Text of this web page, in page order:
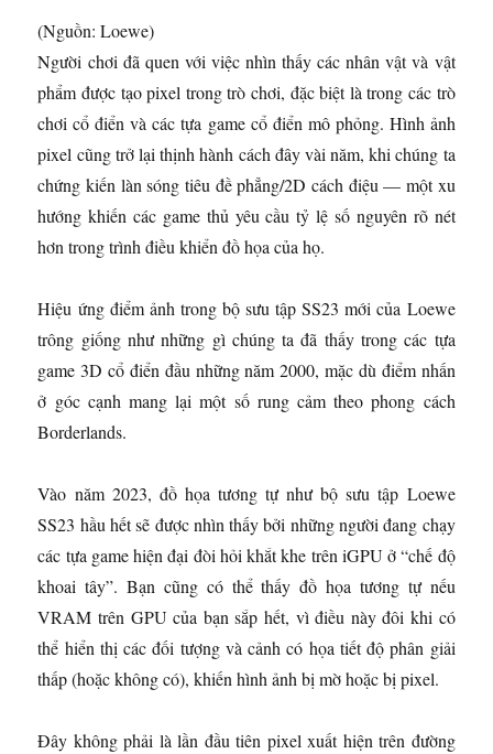
(Nguồn: Loewe)
Người chơi đã quen với việc nhìn thấy các nhân vật và vật
phẩm được tạo pixel trong trò chơi, đặc biệt là trong các trò
chơi cổ điển và các tựa game cổ điển mô phỏng. Hình ảnh
pixel cũng trở lại thịnh hành cách đây vài năm, khi chúng ta
chứng kiến ​​làn sóng tiêu đề phẳng/2D cách điệu — một xu
hướng khiến các game thủ yêu cầu tỷ lệ số nguyên rõ nét
hơn trong trình điều khiển đồ họa của họ.
Hiệu ứng điểm ảnh trong bộ sưu tập SS23 mới của Loewe
trông giống như những gì chúng ta đã thấy trong các tựa
game 3D cổ điển đầu những năm 2000, mặc dù điểm nhấn
ở góc cạnh mang lại một số rung cảm theo phong cách
Borderlands.
Vào năm 2023, đồ họa tương tự như bộ sưu tập Loewe
SS23 hầu hết sẽ được nhìn thấy bởi những người đang chạy
các tựa game hiện đại đòi hỏi khắt khe trên iGPU ở “chế độ
khoai tây”. Bạn cũng có thể thấy đồ họa tương tự nếu
VRAM trên GPU của bạn sắp hết, vì điều này đôi khi có
thể hiển thị các đối tượng và cảnh có họa tiết độ phân giải
thấp (hoặc không có), khiến hình ảnh bị mờ hoặc bị pixel.
Đây không phải là lần đầu tiên pixel xuất hiện trên đường